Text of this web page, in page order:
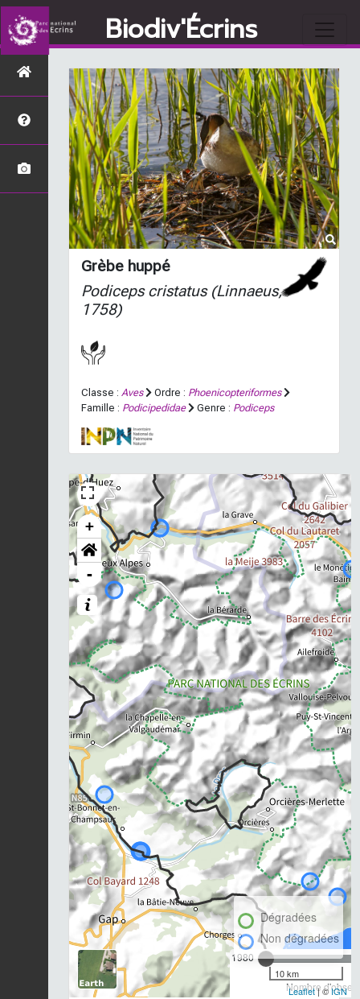
Biodiv'Écrins
Grèbe huppé
Podiceps cristatus(Linnaeus,
1758)
Classe : Aves Ordre : Phoenicopteriformes
Famille : Podicipedidae Genre : Podiceps
+
-
1980
Nombre
Dégradées
Non dégradées
10 km
Leaflet| ©IGN